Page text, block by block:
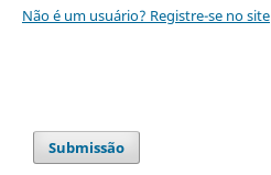
Não é um usuário? Registre-se no site
Submissão